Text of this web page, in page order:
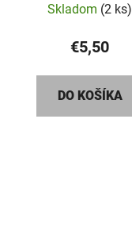
Skladom (2 ks)
€5,50
DO KOŠÍKA